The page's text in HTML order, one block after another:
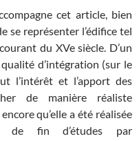
cet article, bien
se représenter l’édifice tel
du XVe siècle. D’un
d’intégration (sur le
l’intérêt et l’apport des
de manière réaliste
qu’elle a été réalisée
de fin d’études par